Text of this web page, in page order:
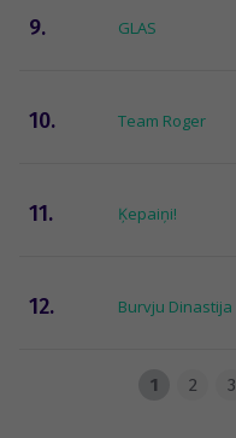
9. GLAS
10. Team Roger
11. Ķepaiņi!
12. Burvju Dinastija
1 2 3